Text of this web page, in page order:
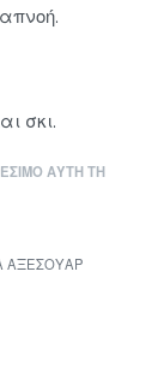
σκι.
ΑΥΤΉ ΤΗ
ΑΞΕΣΟΥΑΡ